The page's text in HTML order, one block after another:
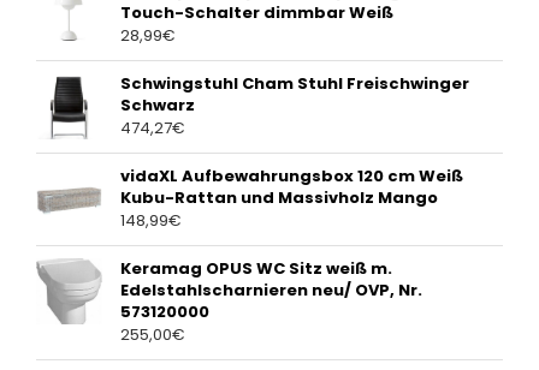
Touch-Schalter dimmbar Weiß
28,99€
Schwingstuhl Cham Stuhl Freischwinger
Schwarz
474,27€
vidaXL Aufbewahrungsbox 120 cm Weiß
Kubu-Rattan und Massivholz Mango
148,99€
Keramag OPUS WC Sitz weiß m.
Edelstahlscharnieren neu/ OVP, Nr.
573120000
255,00€